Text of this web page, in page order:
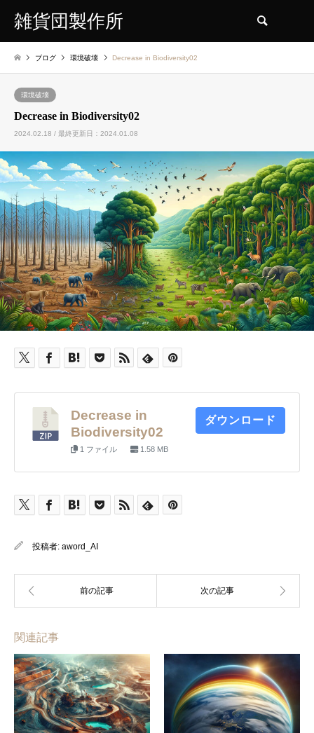
雑貨団製作所
ブログ 環境破壊 Decrease in Biodiversity02
環境破壊
Decrease in Biodiversity02
2024.02.18 / 最終更新日：2024.01.08
Decrease in
Biodiversity02
1 ファイル 1.58 MB
ダウンロード
投稿者: aword_AI
関連記事